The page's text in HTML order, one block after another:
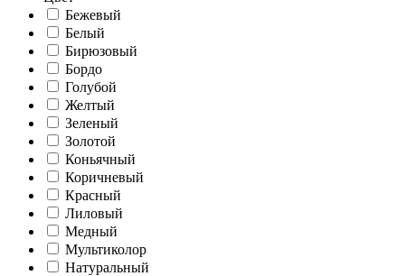
Бежевый
Белый
Бирюзовый
Бордо
Голубой
Желтый
Зеленый
Золотой
Коньячный
Коричневый
Красный
Лиловый
Медный
Мультиколор
Натуральный